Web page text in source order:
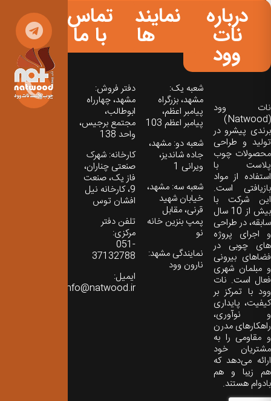
درباره
نات
وود
نات‌ وود
(Natwood)
برندی پیشرو در
تولید و طراحی
محصولات چوب
پلاست با
استفاده از مواد
بازیافتی است.
این شرکت با
بیش از 10 سال
سابقه، در طراحی
و اجرای پروژه
های چوبی در
فضاهای بیرونی
و مبلمان شهری
فعال است. نات
وود با تمرکز بر
کیفیت، پایداری
و نوآوری،
راهکارهای مدرن
و مقاومی را به
مشتریان خود
ارائه می‌دهد که
هم زیبا و هم
بادوام هستند.
نمایندگی
ها
شعبه یک:
مشهد، بزرگراه
پیامبر اعظم،
پیامبر اعظم 103
شعبه دو: مشهد،
جاده شاندیز،
ویرانی 1
شعبه سه: مشهد،
خیابان شهید
قرنی، مقابل
پمپ بنزین خانه
نو
نمایندگی مشهد:
نارون وود
تماس
با ما
دفتر فروش:
مشهد، چهارراه
ابوطالب،
مجتمع برجیس،
واحد 138
کارخانه: شهرک
صنعتی چناران،
فاز یک، صنعت
9، کارخانه نیل
افشان توس
تلفن دفتر
مرکزی:
051-
37132788
ایمیل:
info@natwood.ir